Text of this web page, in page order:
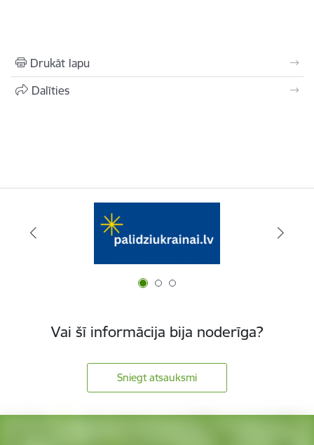
Drukāt lapu
Dalīties
Vai šī informācija bija noderīga?
Sniegt atsauksmi